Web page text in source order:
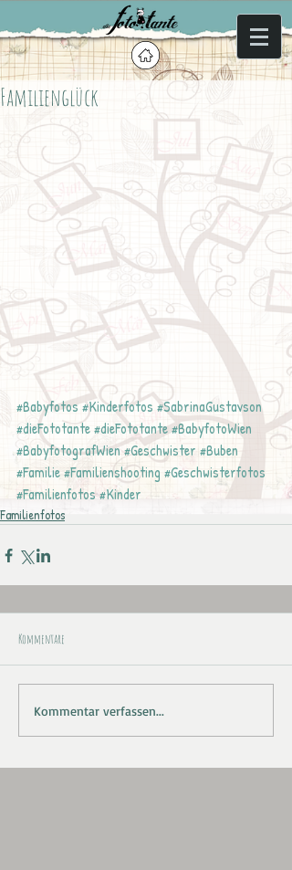
Familienglück
#Babyfotos#Kinderfotos #SabrinaGustavson
#dieFototante#dieFototante#BabyfotoWien
#BabyfotografWien#Geschwister #Buben
#Familie#Familienshooting #Geschwisterfotos
#Familienfotos#Kinder
Familienfotos
Kommentare
Kommentar verfassen...